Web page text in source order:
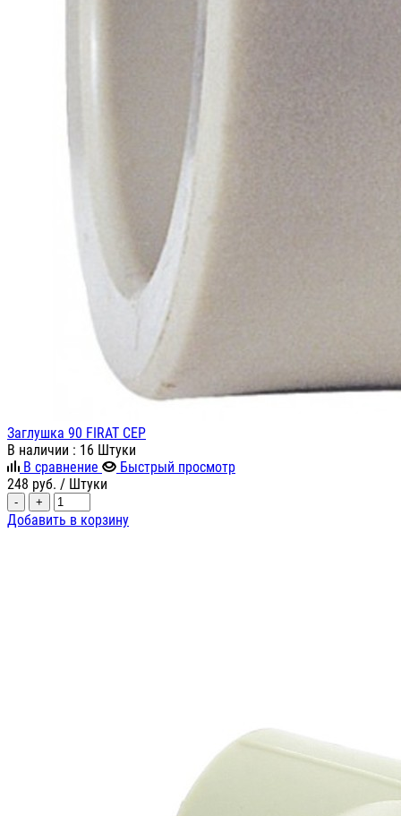
Заглушка 90 FIRAT СЕР
В наличии : 16 Штуки
В сравнение
Быстрый просмотр
248 руб. / Штуки
- +
Добавить в корзину